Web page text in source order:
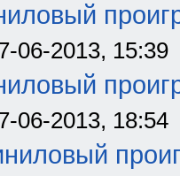
06-2013, 15:39
06-2013, 18:54